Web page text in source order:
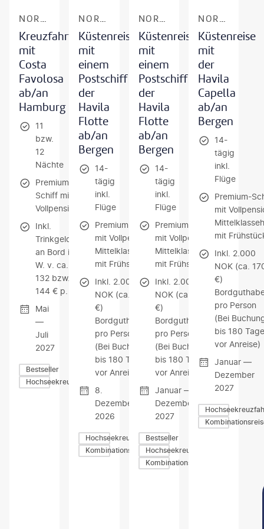
NORWEGEN - FJORDE & NORDKAP
Kreuzfahrt
mit
Costa
Favolosa
ab/an
Hamburg
11
bzw.
12
Nächte
Premium-
Schiff mit
Vollpension
Inkl.
Trinkgelder
an Bord i.
W. v. ca.
132 bzw.
144 € p. P.
Mai
—
Juli
2027
Bestseller
Hochseekreuzfahrten
NORWEGEN - FJORDE & NORDKAP
Küstenreise
mit
einem
Postschiff
der
Havila
Flotte
ab/an
Bergen
14-
tägig
inkl.
Flüge
Premium-Schiff
mit Vollpension /
Mittelklassehotel
mit Frühstück
Inkl. 2.000
NOK (ca. 170
€)
Bordguthaben
pro Person
(Bei Buchung
bis 180 Tage
vor Anreise)
8.
Dezember
2026
Hochseekreuzfahrten
Kombinationsreisen
NORWEGEN - FJORDE & NORDKAP
Küstenreise
mit
einem
Postschiff
der
Havila
Flotte
ab/an
Bergen
14-
tägig
inkl.
Flüge
Premium-Schiff
mit Vollpension /
Mittelklassehotel
mit Frühstück
Inkl. 2.000
NOK (ca. 170
€)
Bordguthaben
pro Person
(Bei Buchung
bis 180 Tage
vor Anreise)
Januar —
Dezember
2027
Bestseller
Hochseekreuzfahrten
Kombinationsreisen
NORWEGEN - FJORDE & NORDKAP
Küstenreise
mit
der
Havila
Capella
ab/an
Bergen
14-
tägig
inkl.
Flüge
Premium-
mit
mit
Inkl. 2.000
NOK (ca.
€)
pro Person
(Bei
bis 180 Tage
vor Anreise)
Januar —
Dezember
2027